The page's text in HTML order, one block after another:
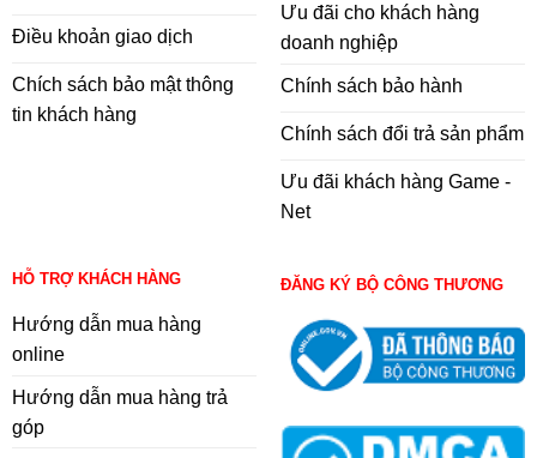
Điều khoản giao dịch
Chích sách bảo mật thông
tin khách hàng
Ưu đãi cho khách hàng
doanh nghiệp
Chính sách bảo hành
Chính sách đổi trả sản phẩm
Ưu đãi khách hàng Game -
Net
HỖ TRỢ KHÁCH HÀNG
Hướng dẫn mua hàng
online
Hướng dẫn mua hàng trả
góp
ĐĂNG KÝ BỘ CÔNG THƯƠNG